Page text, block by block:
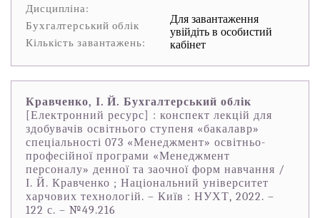
Дисципліна:
Бухгалтерський облік
Кількість завантажень:
Для завантаження
увійдіть в особистий
кабінет
Кравченко, І. Й. Бухгалтерський облік
[Електронний ресурс] : конспект лекцій для
здобувачів освітнього ступеня «бакалавр»
спеціальності 073 «Менеджмент» освітньо-
професійної програми «Менеджмент
персоналу» денної та заочної форм навчання /
І. Й. Кравченко ; Національний університет
харчових технологій. – Київ : НУХТ, 2022. –
122 с. – №49.216